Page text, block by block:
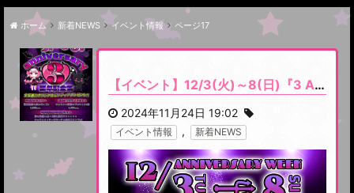
ホーム 新着NEWS イベント情報 ページ17
【イベント】12/3(火)～8(日)『3 ANNIVERSARY WEEK』開催です
2024年11月24日 19:02
イベント情報 , 新着NEWS
v
a
n